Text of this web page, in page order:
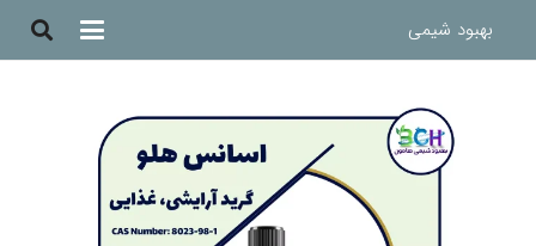
بهبود شیمی